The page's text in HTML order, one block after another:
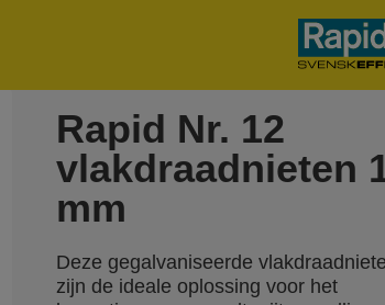
Rapid Nr. 12
vlakdraadnieten
mm
Deze gegalvaniseerde
zijn de ideale oplossing voor het